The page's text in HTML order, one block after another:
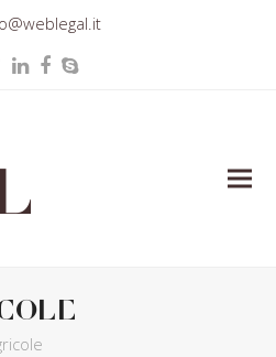
LinkedIn
Facebook
Skype